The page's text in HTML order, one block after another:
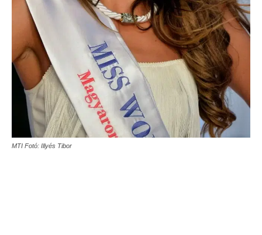
MTI Fotó: Illyés Tibor